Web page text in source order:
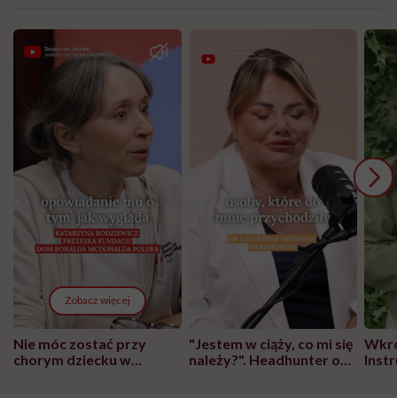
Zobacz więcej
Nie móc zostać przy
chorym dziecku w
"Jestem w ciąży, co mi się
należy?". Headhunter o